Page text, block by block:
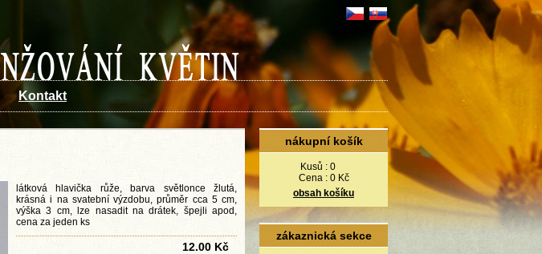
Kontakt
nákupní košík
Kusů : 0
Cena : 0 Kč
obsah košíku
zákaznická sekce
látková hlavička růže, barva světlonce žlutá,
krásná i na svatební výzdobu, průměr cca 5 cm,
výška 3 cm, lze nasadit na drátek, špejli apod,
cena za jeden ks
12.00 Kč